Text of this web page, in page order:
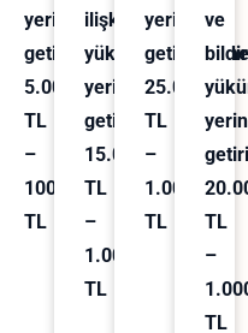
yerine
getirilmemesi:
5.000
TL
–
100.000
TL
ilişkin
yükümlülüklerin
yerine
getirilmemesi:
15.000
TL
–
1.000.000
TL
yerine
25.000
TL
–
1.000.000
TL
ve
TL
–
TL